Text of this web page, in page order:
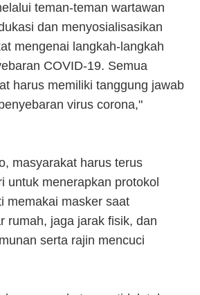
teman-teman wartawan
dan menyosialisasikan
mengenai langkah-langkah
COVID-19. Semua
harus memiliki tanggung jawab
virus corona,"
masyarakat harus terus
untuk menerapkan protokol
memakai masker saat
rumah, jaga jarak fisik, dan
serta rajin mencuci